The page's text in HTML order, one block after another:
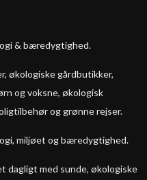
& bæredygtighed.
økologiske gårdbutikker,
og voksne, økologisk
og grønne rejser.
miljøet og bæredygtighed.
dagligt med sunde, økologiske